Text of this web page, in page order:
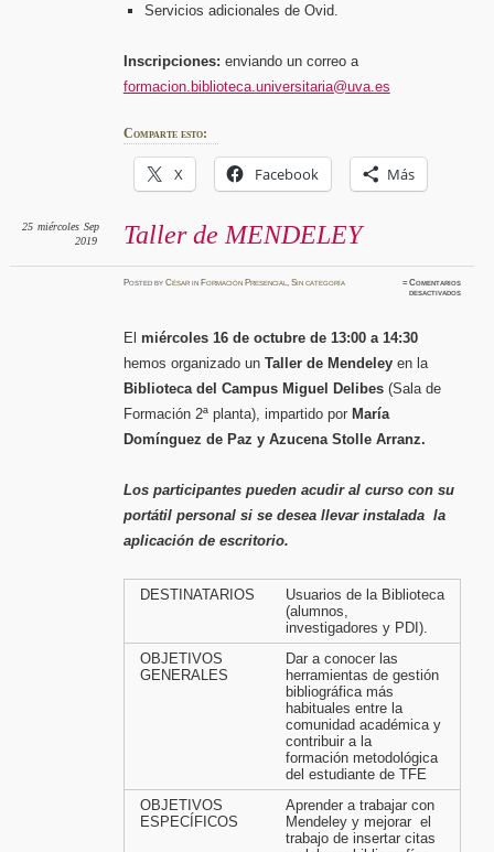
Servicios adicionales de Ovid.
Inscripciones: enviando un correo a
formacion.biblioteca.universitaria@uva.es
Comparte esto:
X Facebook Más
Taller de MENDELEY
25 miércoles Sep
2019
PostedbyCésar inFormación Presencial ,Sin categoría ≈Comentarios
desactivadosen
El miércoles 16 de octubre de 13:00 a 14:30
hemos organizado un Taller de Mendeleyen la
Biblioteca del Campus Miguel Delibes(Sala de
Formación 2ª planta), impartido por María
Domínguez de Paz y Azucena Stolle Arranz.
Los participantes pueden acudir al curso con su
portátil personal si se desea llevar instalada la
aplicación de escritorio.
DESTINATARIOS
Usuarios de la Biblioteca
(alumnos,
investigadores y PDI).
OBJETIVOS
GENERALES
Dar a conocer las
herramientas de gestión
bibliográfica más
habituales entre la
comunidad académica y
contribuir a la
formación metodológica
del estudiante de TFE
OBJETIVOS
ESPECÍFICOS
Aprender a trabajar con
Mendeley y mejorar el
trabajo de insertar citas